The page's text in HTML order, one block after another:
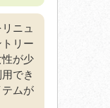
ニュ
リー
が少
でき
ムが